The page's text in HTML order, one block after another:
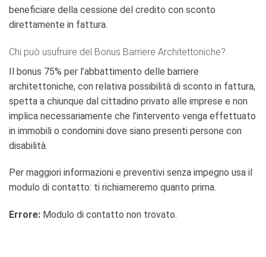
beneficiare della cessione del credito con sconto
direttamente in fattura.
Chi può usufruire del Bonus Barriere Architettoniche?
Il bonus 75% per l’abbattimento delle barriere
architettoniche, con relativa possibilità di sconto in fattura,
spetta a chiunque dal cittadino privato alle imprese e non
implica necessariamente che l’intervento venga effettuato
in immobili o condomini dove siano presenti persone con
disabilità.
Per maggiori informazioni e preventivi senza impegno usa il
modulo di contatto: ti richiameremo quanto prima.
Errore: Modulo di contatto non trovato.